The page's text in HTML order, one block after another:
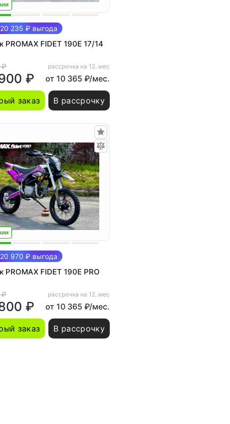
20 235 ₽ выгода
PROMAX FIDET 190E 17/14
₽
₽
рассрочка на 12. мес
от 10 365 ₽/мес.
заказ В рассрочку
20 970 ₽ выгода
PROMAX FIDET 190E PRO
₽
₽
рассрочка на 12. мес
от 10 365 ₽/мес.
заказ В рассрочку